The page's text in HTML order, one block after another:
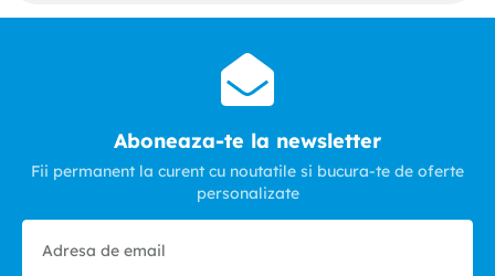
Aboneaza-te la newsletter
Fii permanent la curent cu noutatile si bucura-te de oferte
personalizate